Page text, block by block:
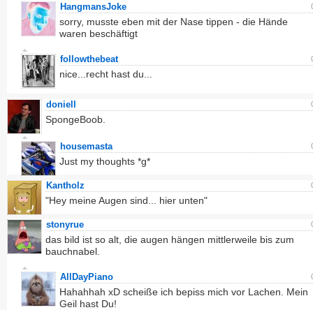
HangmansJoke
sorry, musste eben mit der Nase tippen - die Hände
waren beschäftigt
followthebeat
nice...recht hast du...
doniell
SpongeBoob.
housemasta
Just my thoughts *g*
Kantholz
"Hey meine Augen sind... hier unten"
stonyrue
das bild ist so alt, die augen hängen mittlerweile bis zum
bauchnabel.
AllDayPiano
Hahahhah xD scheiße ich bepiss mich vor Lachen. Mein
Geil hast Du!